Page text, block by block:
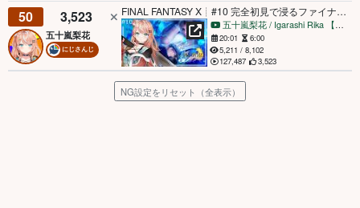
50 3,523
五十嵐梨花
にじさんじ
FINAL FANTASY X┊︎#10 完全初見で浸るファイナルファンタジー10の世界【にじさんじ/五十嵐梨花】
五十嵐梨花 / Igarashi Rika 【にじさんじ】
20:01
6:00
5,211 / 8,102
127,487
3,523
NG設定をリセット（全表示）